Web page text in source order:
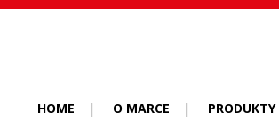
HOME O MARCE PRODUKTY